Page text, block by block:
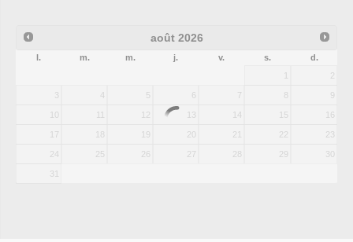
août 2026
l. m. m. j. v. s.
d.
1
2
3 4 5 6 7 8 9
10 11 12 13 14 15 16
17 18 19 20 21 22 23
24 25 26 27 28 29 30
31